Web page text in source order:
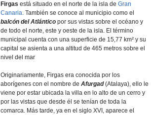
Firgas está situado en el norte de la isla de Gran
Canaria. También se conoce al municipio como el
balcón del Atlántico por sus vistas sobre el océano y
de todo el norte, este y oeste de la isla. El término
municipal cuenta con una superficie de 15,77 km² y su
capital se asienta a una altitud de 465 metros sobre el
nivel del mar
Originariamente, Firgas era conocida por los
aborígenes con el nombre de Afurgad(Atalaya), ello le
viene por estar ubicada la villa en lo alto de un cerro y
por las vistas que desde él se tenían de toda la
comarca. Más tarde, ya en el siglo XVI, aparece el